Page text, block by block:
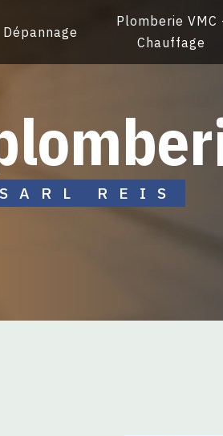
Dépannage
Plomberie VMC
Chauffage
SARL REIS